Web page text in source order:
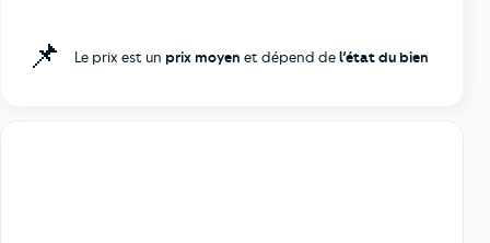
📌 Le prix est un prix moyen et dépend del’état du bien